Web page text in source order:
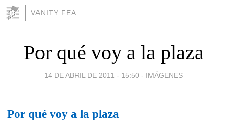
VANITY FEA
Por qué voy a la plaza
14 DE ABRIL DE 2011 - 15:50 - IMÁGENES
Por qué voy a la plaza